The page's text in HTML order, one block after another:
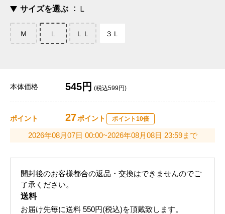
サイズを選ぶ Ｌ
Ｍ Ｌ ＬＬ ３Ｌ
本体価格 545円 (税込599円)
ポイント 27ポイント ポイント10倍
2026年08月07日 00:00~2026年08月08日 23:59まで
開封後のお客様都合の返品・交換はできませんのでご
了承ください。
送料
お届け先毎に送料 550円(税込)を頂戴致します。